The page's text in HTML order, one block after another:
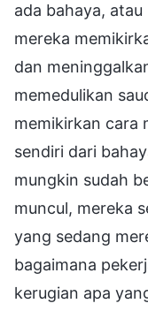
ada bahaya,
mereka
dan
memedulikan
memikirkan cara
sendiri dari
mungkin sudah
muncul, mereka
yang sedang
bagaimana
kerugian apa